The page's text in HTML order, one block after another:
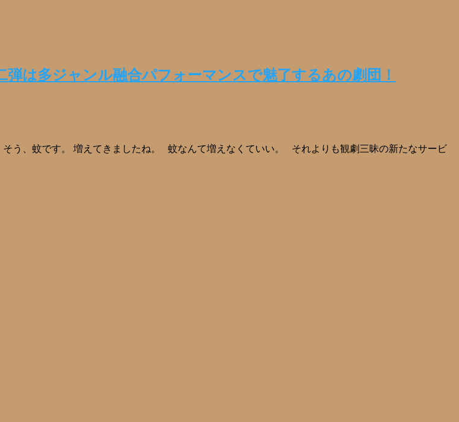
は多ジャンル融合パフォーマンスで魅了するあの劇団！
う、蚊です。 増えてきましたね。 蚊なんて増えなくていい。 それよりも観劇三昧の新たなサービ